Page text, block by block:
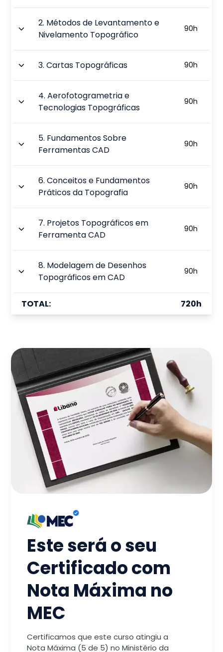
2. Métodos de Levantamento e
Nivelamento Topográfico
90h
3.Cartas Topográficas 90h
4.Aerofotogrametria e
Tecnologias Topográficas
90h
5. Fundamentos Sobre
Ferramentas CAD
90h
6.Conceitos e Fundamentos
Práticos da Topografia
90h
7. Projetos Topográficos em
Ferramenta CAD
90h
8. Modelagem de Desenhos
Topográficos em CAD
90h
TOTAL: 720h
Este será o seu
Certificado com
Nota Máxima no
MEC
Certificamos que este curso atingiu a
Nota Máxima (5 de 5) no Ministério da